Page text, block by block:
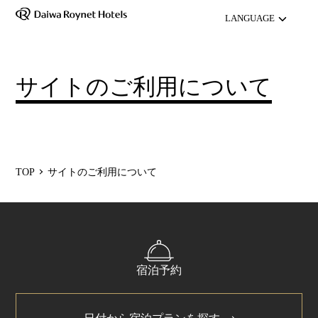
LANGUAGE
中文（簡体字）
サイトのご利用について
TOP サイトのご利用について
宿泊予約